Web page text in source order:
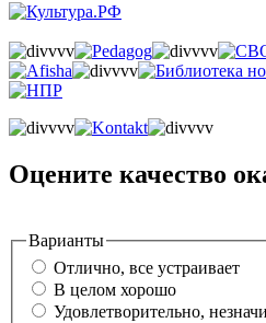
Оцените качество
Варианты
Отлично, все устраивает
В целом хорошо
Удовлетворительно,